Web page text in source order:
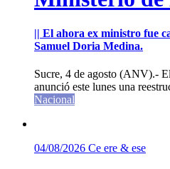
|| El ahora ex ministro fue
Samuel Doria Medina.
Sucre, 4 de agosto (ANV).-
anunció este lunes una
Nacional
04/08/2026 Ce ere & ese